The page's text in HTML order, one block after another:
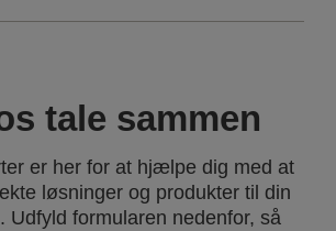
tale sammen
er her for at hjælpe dig med at
løsninger og produkter til din
Udfyld formularen nedenfor, så